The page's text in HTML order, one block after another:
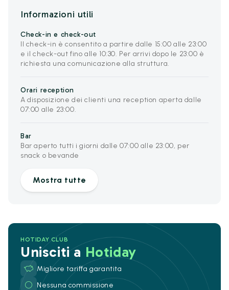
Informazioni utili
Check-in e check-out
Il check-in è consentito a partire dalle 15:00 alle 23:00
e il check-out fino alle 10:30. Per arrivi dopo le 23:00 è
richiesta una comunicazione alla struttura.
Orari reception
A disposizione dei clienti una reception aperta dalle
07:00 alle 23:00.
Bar
Bar aperto tutti i giorni dalle 07:00 alle 23:00, per
snack o bevande
Mostra tutte
HOTIDAY CLUB
Unisciti a Hotiday
Migliore tariffa garantita
Nessuna commissione